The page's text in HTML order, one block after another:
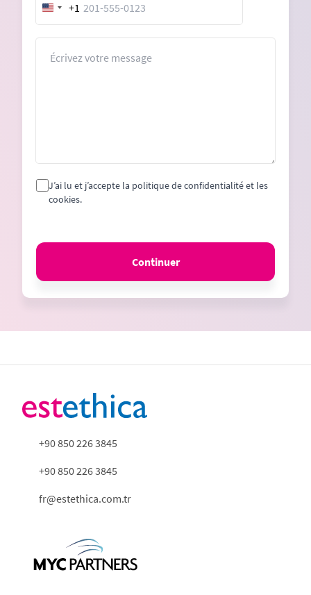
United
States
+1
J’ai lu et j’accepte la politique de confidentialité et les
cookies.
Continuer
+90 850 226 3845
+90 850 226 3845
fr@estethica.com.tr